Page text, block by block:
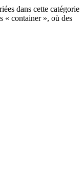
dans cette catégorie
« container », où des